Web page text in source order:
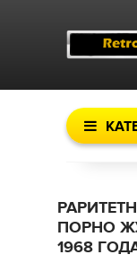
ПОРНО
1968